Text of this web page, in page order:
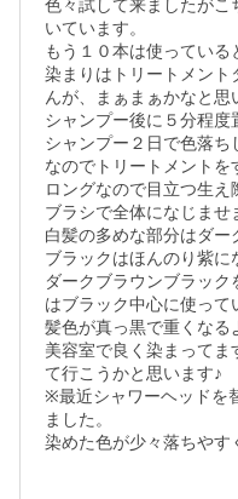
色々試して来ましたが
いています。
もう１０本は使っている
染まりはトリートメン
んが、まぁまぁかなと思
シャンプー後に５分程度
シャンプー２日で色落ち
なのでトリートメントを
ロングなので目立つ生
ブラシで全体になじませ
白髪の多めな部分はダー
ブラックはほんのり紫に
ダークブラウンブラッ
はブラック中心に使って
髪色が真っ黒で重くなる
美容室で良く染まってま
て行こうかと思います♪
※最近シャワーヘッドを
ました。
染めた色が少々落ちやす